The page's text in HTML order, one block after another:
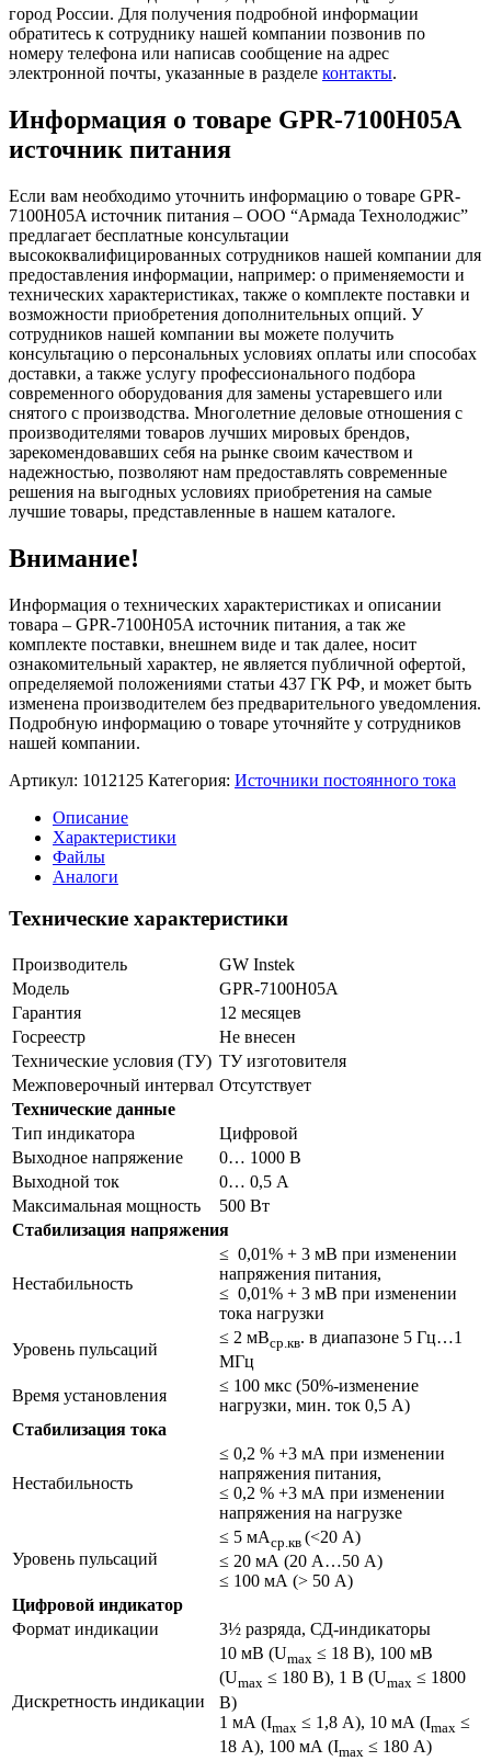
город России. Для получения подробной информации
обратитесь к сотруднику нашей компании позвонив по
номеру телефона или написав сообщение на адрес
электронной почты, указанные в разделе контакты.
Информация о товаре GPR-7100H05A
источник питания
Если вам необходимо уточнить информацию о товаре GPR-
7100H05A источник питания – ООО “Армада Технолоджис”
предлагает бесплатные консультации
высококвалифицированных сотрудников нашей компании для
предоставления информации, например: о применяемости и
технических характеристиках, также о комплекте поставки и
возможности приобретения дополнительных опций. У
сотрудников нашей компании вы можете получить
консультацию о персональных условиях оплаты или способах
доставки, а также услугу профессионального подбора
современного оборудования для замены устаревшего или
снятого с производства. Многолетние деловые отношения с
производителями товаров лучших мировых брендов,
зарекомендовавших себя на рынке своим качеством и
надежностью, позволяют нам предоставлять современные
решения на выгодных условиях приобретения на самые
лучшие товары, представленные в нашем каталоге.
Внимание!
Информация о технических характеристиках и описании
товара – GPR-7100H05A источник питания, а так же
комплекте поставки, внешнем виде и так далее, носит
ознакомительный характер, не является публичной офертой,
определяемой положениями статьи 437 ГК РФ, и может быть
изменена производителем без предварительного уведомления.
Подробную информацию о товаре уточняйте у сотрудников
нашей компании.
Артикул: 1012125 Категория: Источники постоянного тока
Описание
Характеристики
Файлы
Аналоги
Технические характеристики
Производитель
GW Instek
Модель
GPR-7100H05A
Гарантия
12 месяцев
Госреестр
Не внесен
Технические условия (ТУ) ТУ изготовителя
Межповерочный интервал Отсутствует
Технические данные
Тип индикатора
Цифровой
Выходное напряжение
0… 1000 В
Выходной ток
0… 0,5 А
Максимальная мощность
500 Вт
Стабилизация напряжения
Нестабильность
≤ 0,01% + 3 мВ при изменении
напряжения питания,
≤ 0,01% + 3 мВ при изменении
тока нагрузки
Уровень пульсаций
≤ 2 мВср.кв. в диапазоне 5 Гц…1
МГц
Время установления
≤ 100 мкс (50%-изменение
нагрузки, мин. ток 0,5 А)
Стабилизация тока
Нестабильность
≤ 0,2 % +3 мА при изменении
напряжения питания,
≤ 0,2 % +3 мА при изменении
напряжения на нагрузке
Уровень пульсаций
≤ 5 мАср.кв (<20 А)
≤ 20 мА (20 А…50 А)
≤ 100 мА (> 50 А)
Цифровой индикатор
Формат индикации
3½ разряда, СД-индикаторы
Дискретность индикации
10 мВ (Umax ≤ 18 В), 100 мВ
(Umax ≤ 180 В), 1 В (Umax ≤ 1800
В)
1 мА (Imax ≤ 1,8 А), 10 мА (Imax ≤
18 А), 100 мА (Imax ≤ 180 А)